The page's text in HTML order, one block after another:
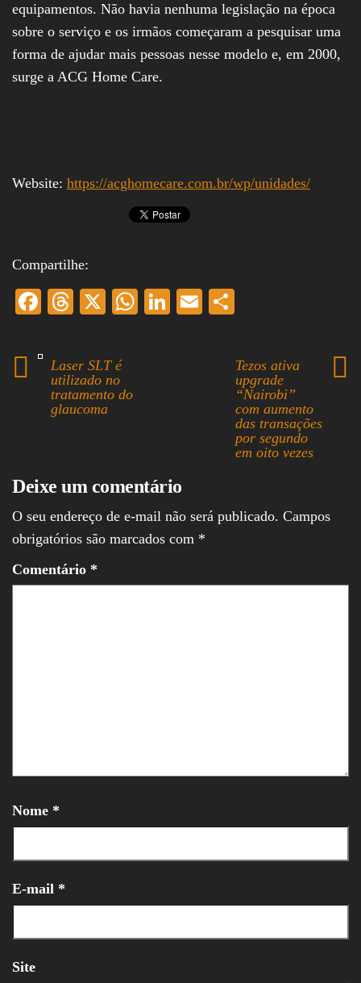
equipamentos. Não havia nenhuma legislação na época
sobre o serviço e os irmãos começaram a pesquisar uma
forma de ajudar mais pessoas nesse modelo e, em 2000,
surge a ACG Home Care.
Website: https://acghomecare.com.br/wp/unidades/
Compartilhe:
Fa
bo
ok
T
ea
ds
X
W
Li
E
re
Laser SLT é
utilizado no
tratamento do
glaucoma
Tezos ativa
upgrade
“Nairobi”
com aumento
das transações
por segundo
em oito vezes
Deixe um comentário
O seu endereço de e-mail não será publicado. Campos
obrigatórios são marcados com *
Comentário *
Nome *
E-mail *
Site